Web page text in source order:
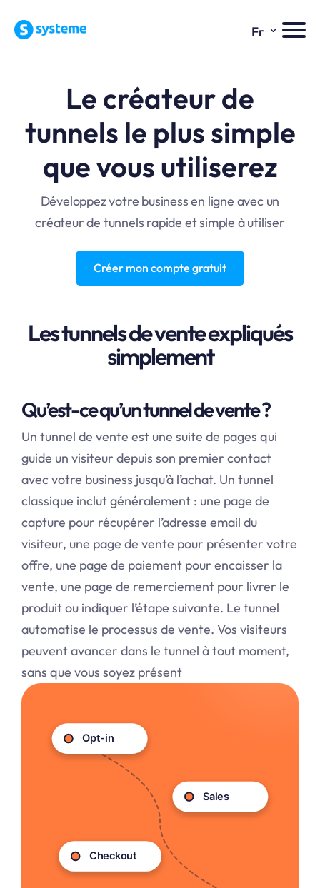
Fr ⌄
Le créateur de
tunnels le plus simple
que vous utiliserez
Développez votre business en ligne avec un
créateur de tunnels rapide et simple à utiliser
Créer mon compte gratuit
Les tunnels de vente expliqués
simplement
Qu’est-ce qu’un tunnel de vente ?
Un tunnel de vente est une suite de pages qui
guide un visiteur depuis son premier contact
avec votre business jusqu’à l’achat. Un tunnel
classique inclut généralement : une page de
capture pour récupérer l’adresse email du
visiteur, une page de vente pour présenter votre
offre, une page de paiement pour encaisser la
vente, une page de remerciement pour livrer le
produit ou indiquer l’étape suivante. Le tunnel
automatise le processus de vente. Vos visiteurs
peuvent avancer dans le tunnel à tout moment,
sans que vous soyez présent